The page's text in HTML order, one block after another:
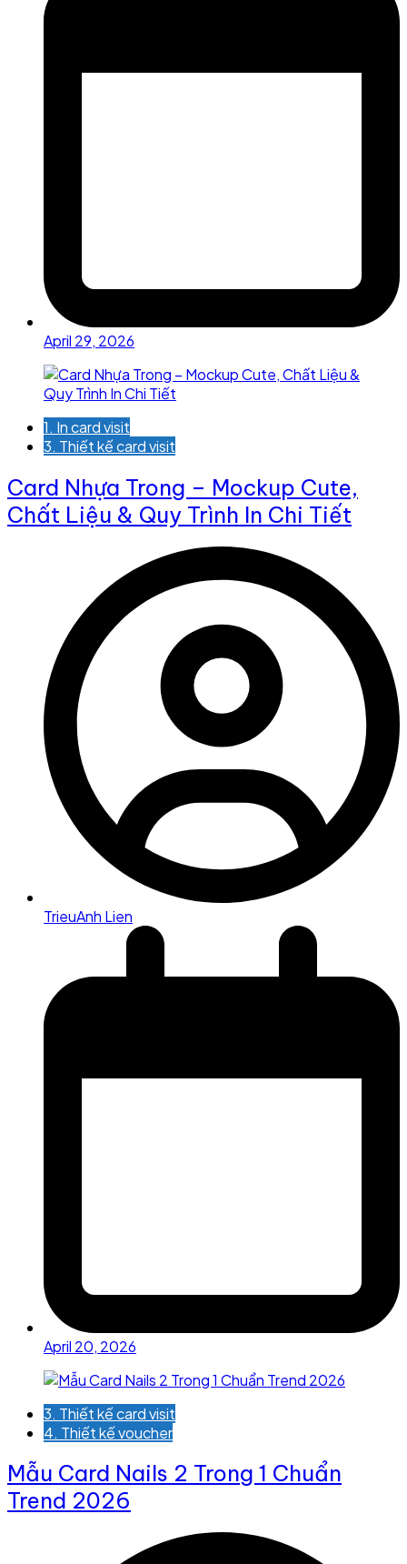
April 29, 2026
1. In card visit
3. Thiết kế card visit
Card Nhựa Trong – Mockup Cute,
Chất Liệu & Quy Trình In Chi Tiết
TrieuAnh Lien
April 20, 2026
3. Thiết kế card visit
4. Thiết kế voucher
Mẫu Card Nails 2 Trong 1 Chuẩn
Trend 2026